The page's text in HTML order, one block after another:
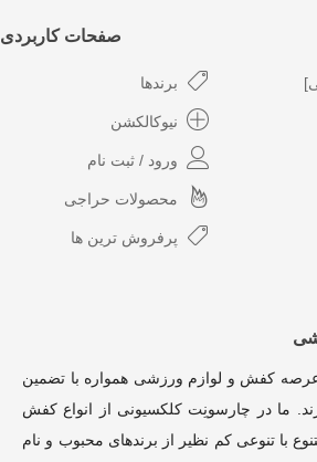
صفحات کاربردی
برندها
نیوکالکشن
ورود / ثبت نام
محصولات حراجی
پرفروش ترین ها
عرصه کفش و لوازم ورزشی همواره با تضمین
ما در چارسونِت کلکسیونی از انواع کفش
با تنوعی کم نظیر از برندهای محبوب و نام